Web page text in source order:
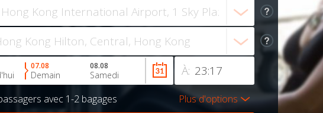
À:
07.08
Demain
08.08
Samedi
avec 1-2 bagages Plus d'options